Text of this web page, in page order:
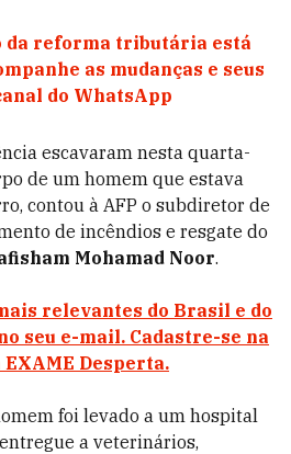
da reforma tributária está
as mudanças e seus
do WhatsApp
escavaram nesta quarta-
de um homem que estava
contou à AFP o subdiretor de
de incêndios e resgate do
Mohamad Noor.
relevantes do Brasil e do
seu e-mail. Cadastre-se na
Desperta.
foi levado a um hospital
a veterinários,